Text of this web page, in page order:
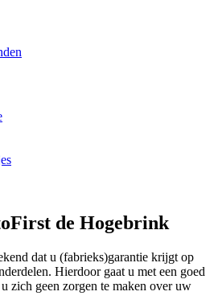
de Hogebrink
dat u (fabrieks)garantie krijgt op
Hierdoor gaat u met een goed
zich geen zorgen te maken over uw